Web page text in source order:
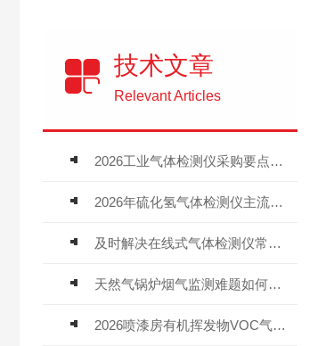
技术文章
Relevant Articles
2026工业气体检测仪采购要点：如何分辨固定式、复合、泵吸式检测仪优劣
2026年硫化氢气体检测仪主流品牌盘点及选型硬性要求
及时解决在线式气体检测仪常见问题有助于保障人员安全
天然气锅炉烟气监测难题如何解？
2026喷漆房有机挥发物VOC气体报警仪，选型安装全指南